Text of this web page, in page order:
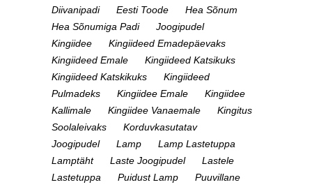
Diivanipadi
Eesti Toode
Hea Sõnum
Hea Sõnumiga Padi
Joogipudel
Kingiidee
Kingiideed Emadepäevaks
Kingiideed Emale
Kingiideed Katsikuks
Kingiideed Katskikuks
Kingiideed
Pulmadeks
Kingiidee Emale
Kingiidee
Kallimale
Kingiidee Vanaemale
Kingitus
Soolaleivaks
Korduvkasutatav
Joogipudel
Lamp
Lamp Lastetuppa
Lamptäht
Laste Joogipudel
Lastele
Lastetuppa
Puidust Lamp
Puuvillane